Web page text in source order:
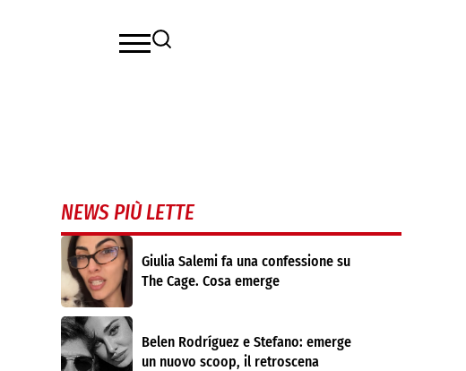
NEWS PIÙ LETTE
Giulia Salemi fa una confessione su
The Cage. Cosa emerge
Belen Rodríguez e Stefano: emerge
un nuovo scoop, il retroscena